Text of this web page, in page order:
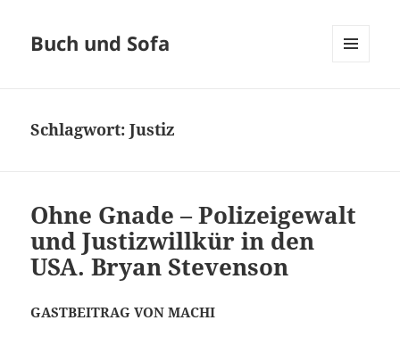
Buch und Sofa
Schlagwort:Justiz
Ohne Gnade – Polizeigewalt
und Justizwillkür in den
USA. Bryan Stevenson
GASTBEITRAG VON MACHI